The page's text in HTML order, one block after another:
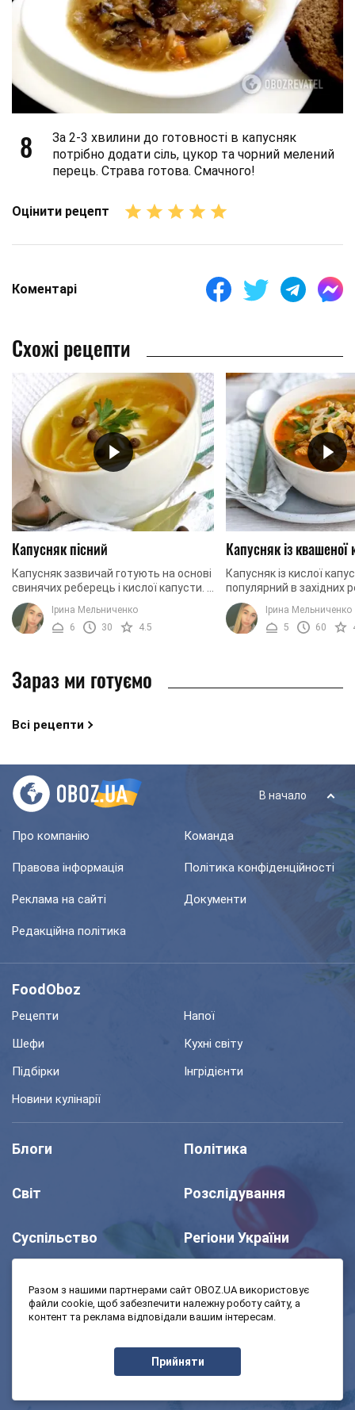
8
За 2-3 хвилини до готовності в капусняк
потрібно додати сіль, цукор та чорний мелений
перець. Страва готова. Смачного!
Оцінити рецепт
Коментарі
Схожі рецепти
Капусняк пісний
Капусняк зазвичай готують на основі
свинячих реберець і кислої капусти. І
якщо під час дотримання посту ви не
готові відмовитися від своєї
улюбленої ...
Ірина Мельниченко
6
30 4.5
Капусняк із квашеної
Капусняк із кислої
популярний в західних
України, Польщі,
Словаччини. Він має
із невеликою ...
Ірина Мельниченко
5
60
Зараз ми готуємо
Всі рецепти
В начало
Про компанію Команда
Правова інформація Політика конфіденційності
Реклама на сайті Документи
Редакційна політика
FoodOboz
Рецепти
Напої
Шефи
Кухні світу
Підбірки
Інгрідієнти
Новини кулінарії
Блоги Політика
Світ Розслідування
Суспільство Регіони України
Моя школа Авто
Економіка
Разом з нашими партнерами сайт OBOZ.UA використовує
файли cookie, щоб забезпечити належну роботу сайту, а
контент та реклама відповідали вашим інтересам.
Прийняти